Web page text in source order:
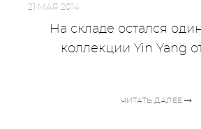
21 МАЯ 2014
На складе остался
коллекции Yin Yang
ЧИТАТЬ ДАЛЕЕ